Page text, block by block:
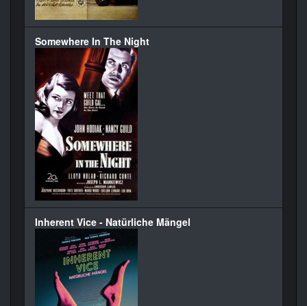
Somewhere In The Night
Inherent Vice - Natürliche Mängel